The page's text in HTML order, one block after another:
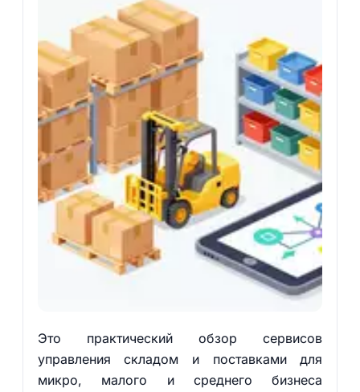
Это практический обзор сервисов
управления складом и поставками для
микро, малого и среднего бизнеса